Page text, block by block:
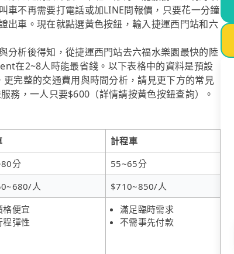
車不再需要打電話或加LINE問報價，只要花一分鐘
出車。現在就點選黃色按鈕，輸入捷運西門站和六
分析後得知，從捷運西門站去六福水樂園最快的陸
在2~8人時能最省錢。以下表格中的資料是預設
完整的交通費用與時間分析，請見更下方的常見
務，一人只要$600（詳情請按黃色按鈕查詢）。
計程車
分
55~65分
人
$710~850/人
格便宜
程彈性
滿足臨時需求
不需事先付款